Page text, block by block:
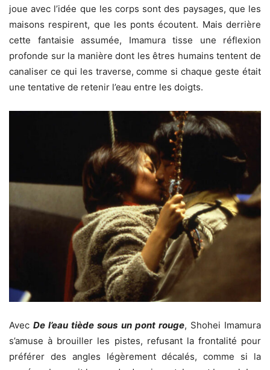
joue avec l’idée que les corps sont des paysages, que les
maisons respirent, que les ponts écoutent. Mais derrière
cette fantaisie assumée, Imamura tisse une réflexion
profonde sur la manière dont les êtres humains tentent de
canaliser ce qui les traverse, comme si chaque geste était
une tentative de retenir l’eau entre les doigts.
AvecDe l’eau tiède sous un pont rouge, Shohei Imamura
s’amuse à brouiller les pistes, refusant la frontalité pour
préférer des angles légèrement décalés, comme si la